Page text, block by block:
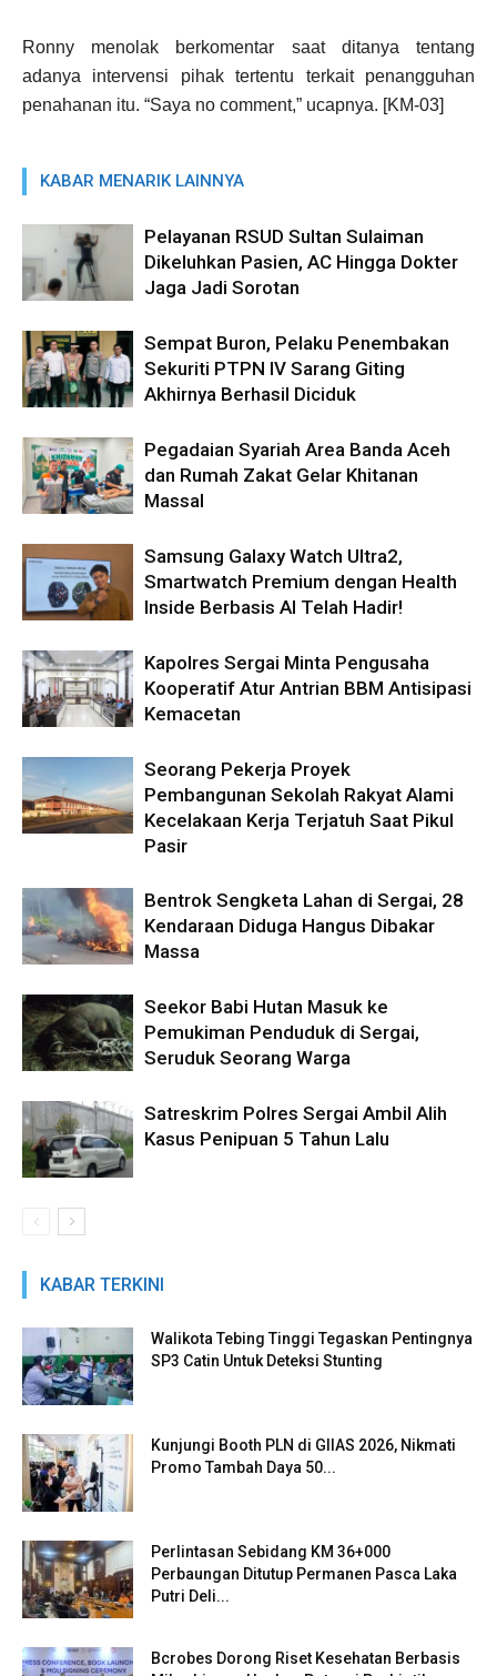
Ronny menolak berkomentar saat ditanya tentang
adanya intervensi pihak tertentu terkait penangguhan
penahanan itu. “Saya no comment,” ucapnya. [KM-03]
KABAR MENARIK LAINNYA
Pelayanan RSUD Sultan Sulaiman
Dikeluhkan Pasien, AC Hingga Dokter
Jaga Jadi Sorotan
Sempat Buron, Pelaku Penembakan
Sekuriti PTPN IV Sarang Giting
Akhirnya Berhasil Diciduk
Pegadaian Syariah Area Banda Aceh
dan Rumah Zakat Gelar Khitanan
Massal
Samsung Galaxy Watch Ultra2,
Smartwatch Premium dengan Health
Inside Berbasis AI Telah Hadir!
Kapolres Sergai Minta Pengusaha
Kooperatif Atur Antrian BBM Antisipasi
Kemacetan
Seorang Pekerja Proyek
Pembangunan Sekolah Rakyat Alami
Kecelakaan Kerja Terjatuh Saat Pikul
Pasir
Bentrok Sengketa Lahan di Sergai, 28
Kendaraan Diduga Hangus Dibakar
Massa
Seekor Babi Hutan Masuk ke
Pemukiman Penduduk di Sergai,
Seruduk Seorang Warga
Satreskrim Polres Sergai Ambil Alih
Kasus Penipuan 5 Tahun Lalu
KABAR TERKINI
Walikota Tebing Tinggi Tegaskan Pentingnya
SP3 Catin Untuk Deteksi Stunting
Kunjungi Booth PLN di GIIAS 2026, Nikmati
Promo Tambah Daya 50...
Perlintasan Sebidang KM 36+000
Perbaungan Ditutup Permanen Pasca Laka
Putri Deli...
Bcrobes Dorong Riset Kesehatan Berbasis